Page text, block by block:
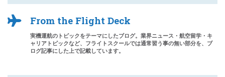
From the Flight Deck
実機運航のトピックをテーマにしたブログ。業界ニュース・航空留学・キ
ャリアトピックなど、フライトスクールでは通常習う事の無い部分を、ブ
ログ記事にした上で記載しています。